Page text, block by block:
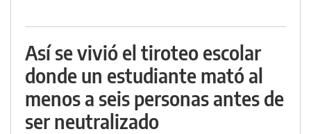
Así se vivió el tiroteo escolar
donde un estudiante mató al
menos a seis personas antes de
ser neutralizado